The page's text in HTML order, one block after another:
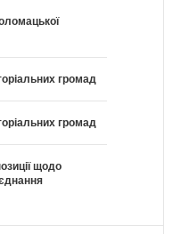
громад
громад
щодо